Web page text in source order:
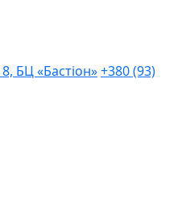
БЦ «Бастіон»+380 (93)